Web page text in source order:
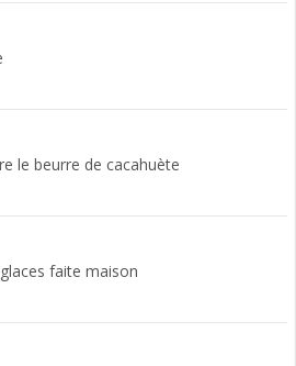
le beurre de cacahuète
faite maison